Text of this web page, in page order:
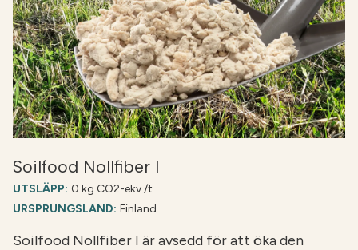
Soilfood Nollfiber I
UTSLÄPP: 0 kg CO2-ekv./t
URSPRUNGSLAND: Finland
Soilfood Nollfiber I är avsedd för att öka den